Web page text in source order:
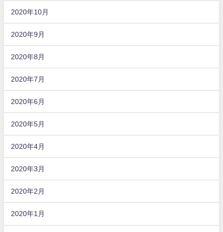
2020年10月
2020年9月
2020年8月
2020年7月
2020年6月
2020年5月
2020年4月
2020年3月
2020年2月
2020年1月